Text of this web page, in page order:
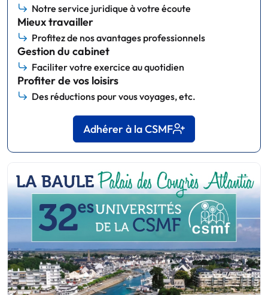
Notre service juridique à votre écoute
Mieux travailler
Profitez de nos avantages professionnels
Gestion du cabinet
Faciliter votre exercice au quotidien
Profiter de vos loisirs
Des réductions pour vous voyages, etc.
Adhérer à la CSMF